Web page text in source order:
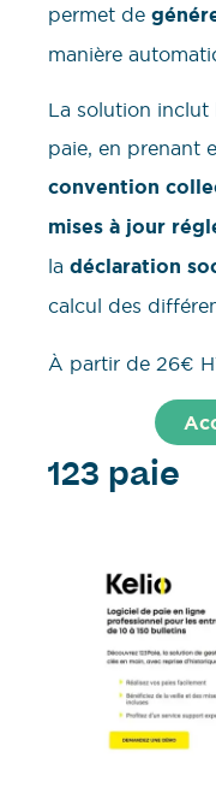
permet de
manière
La solution inclut
paie, en prenant
convention
mises à jour
la déclaration
calcul des
À partir de 26€
123 paie